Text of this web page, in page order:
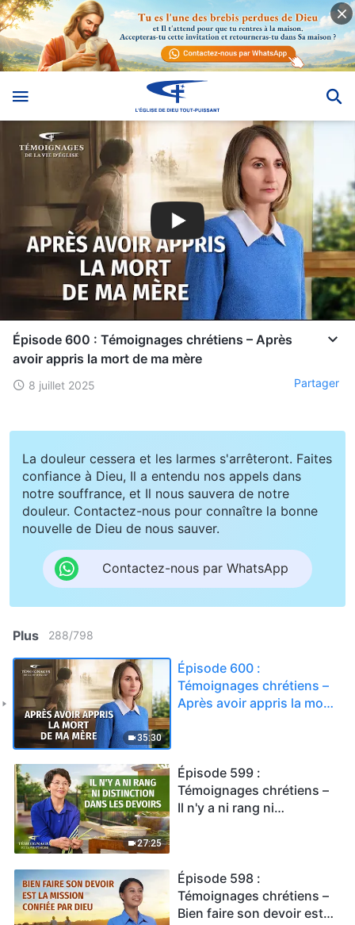
Épisode 600 : Témoignages chrétiens – Après
avoir appris la mort de ma mère
8 juillet 2025 Partager
La douleur cessera et les larmes s'arrêteront. Faites
confiance à Dieu, Il a entendu nos appels dans
notre souffrance, et Il nous sauvera de notre
douleur. Contactez-nous pour connaître la bonne
nouvelle de Dieu de nous sauver.
Contactez-nous par WhatsApp
Plus 288/798
35:30
Épisode 600 :
Témoignages chrétiens –
Après avoir appris la mort
27:25
Épisode 599 :
Témoignages chrétiens –
Il n'y a ni rang ni
Épisode 598 :
Témoignages chrétiens –
Bien faire son devoir est